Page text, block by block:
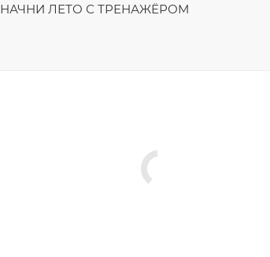
НАЧНИ ЛЕТО С ТРЕНАЖЁРОМ